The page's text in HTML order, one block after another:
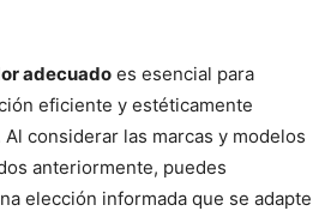
adecuado es esencial para
eficiente y estéticamente
considerar las marcas y modelos
anteriormente, puedes
elección informada que se adapte